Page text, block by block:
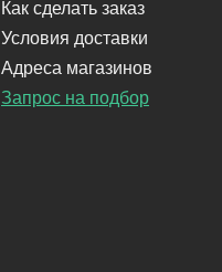
Как сделать заказ
Условия доставки
Адреса магазинов
Запрос на подбор